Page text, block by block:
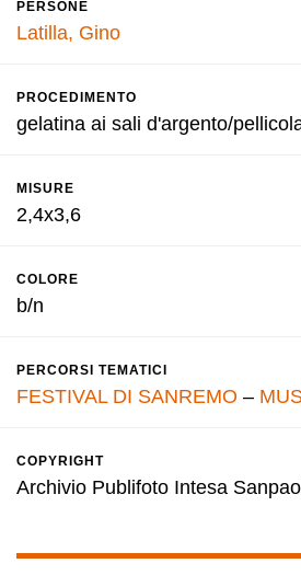
PERSONE
Latilla, Gino
PROCEDIMENTO
gelatina ai sali d'argento/
MISURE
2,4x3,6
COLORE
b/n
PERCORSI TEMATICI
FESTIVAL DI SANREMO –
COPYRIGHT
Archivio Publifoto Intesa